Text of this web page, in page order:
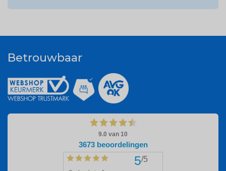
Betrouwbaar